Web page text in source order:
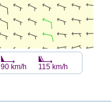
90 km/h 115 km/h